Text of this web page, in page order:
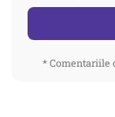
* Comentariile